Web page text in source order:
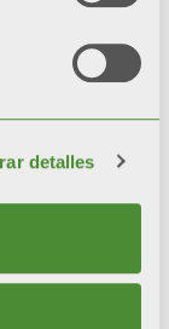
detalles